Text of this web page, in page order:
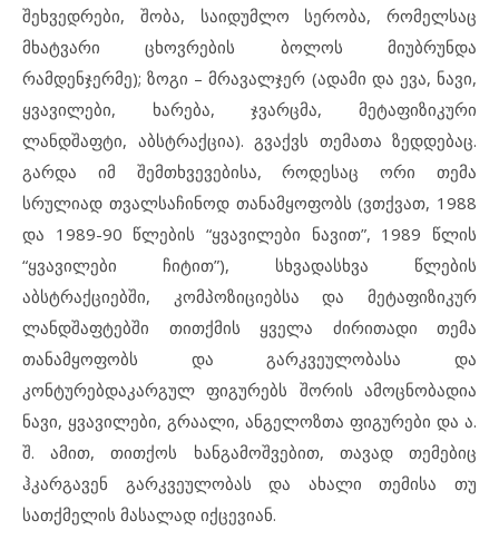
შეხვედრები, შობა, საიდუმლო სერობა, რომელსაც
მხატვარი ცხოვრების ბოლოს მიუბრუნდა
რამდენჯერმე); ზოგი – მრავალჯერ (ადამი და ევა, ნავი,
ყვავილები, ხარება, ჯვარცმა, მეტაფიზიკური
ლანდშაფტი, აბსტრაქცია). გვაქვს თემათა ზედდებაც.
გარდა იმ შემთხვევებისა, როდესაც ორი თემა
სრულიად თვალსაჩინოდ თანამყოფობს (ვთქვათ, 1988
და 1989-90 წლების “ყვავილები ნავით”, 1989 წლის
“ყვავილები ჩიტით”), სხვადასხვა წლების
აბსტრაქციებში, კომპოზიციებსა და მეტაფიზიკურ
ლანდშაფტებში თითქმის ყველა ძირითადი თემა
თანამყოფობს და გარკვეულობასა და
კონტურებდაკარგულ ფიგურებს შორის ამოცნობადია
ნავი, ყვავილები, გრაალი, ანგელოზთა ფიგურები და ა.
შ. ამით, თითქოს ხანგამოშვებით, თავად თემებიც
ჰკარგავენ გარკვეულობას და ახალი თემისა თუ
სათქმელის მასალად იქცევიან.